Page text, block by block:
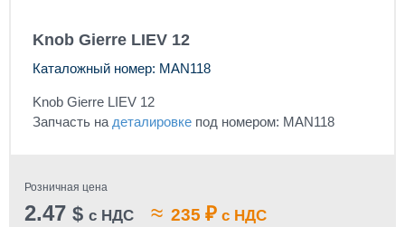
Knob Gierre LIEV 12
Каталожный номер: MAN118
Knob Gierre LIEV 12
Запчасть на деталировке под номером: MAN118
Розничная цена
2.47 $ с НДС ≈ 235 ₽ с НДС